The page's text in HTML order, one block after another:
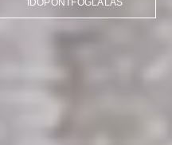
IDŐPONTFOGLALÁS